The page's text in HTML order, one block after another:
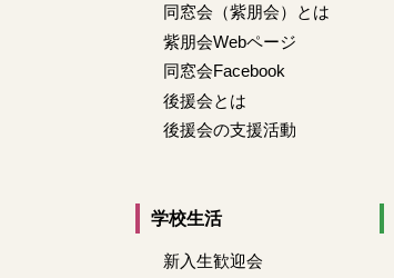
同窓会（紫朋会）とは
紫朋会Webページ
同窓会Facebook
後援会とは
後援会の支援活動
学校生活
新入生歓迎会